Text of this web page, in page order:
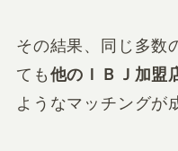
その結果、同じ多数
ても 他のＩＢＪ加盟
ようなマッチングが